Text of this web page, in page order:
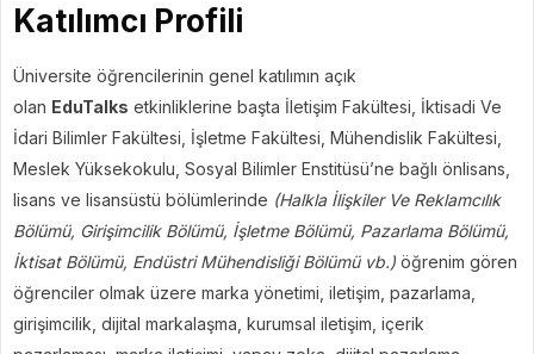
Katılımcı Profili
Üniversite öğrencilerinin genel katılımın açık
olan EduTalks etkinliklerine başta İletişim Fakültesi, İktisadi Ve
İdari Bilimler Fakültesi, İşletme Fakültesi, Mühendislik Fakültesi,
Meslek Yüksekokulu, Sosyal Bilimler Enstitüsü’ne bağlı önlisans,
lisans ve lisansüstü bölümlerinde (Halkla İlişkiler Ve Reklamcılık
Bölümü, Girişimcilik Bölümü, İşletme Bölümü, Pazarlama Bölümü,
İktisat Bölümü, Endüstri Mühendisliği Bölümü vb.) öğrenim gören
öğrenciler olmak üzere marka yönetimi, iletişim, pazarlama,
girişimcilik, dijital markalaşma, kurumsal iletişim, içerik